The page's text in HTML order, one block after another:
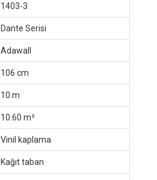
1403-3
Dante Serisi
Adawall
106 cm
10 m
10.60 m²
Vinil kaplama
Kağıt taban